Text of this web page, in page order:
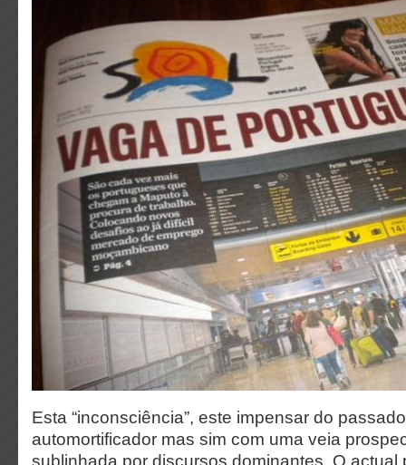
Esta “inconsciência”, este impensar do
automortificador mas sim com uma veia
sublinhada por discursos dominantes. O actual